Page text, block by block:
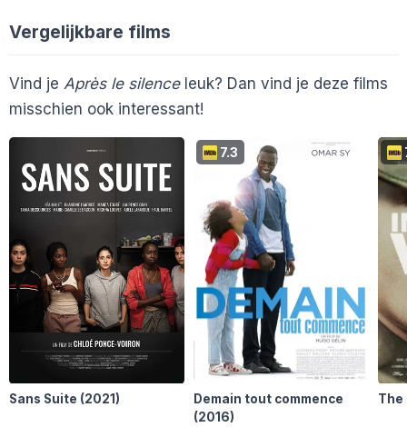
Vergelijkbare films
Vind je Après le silenceleuk? Dan vind je deze films
misschien ook interessant!
Sans Suite (2021)
7.3
Demain tout commence
(2016)
The